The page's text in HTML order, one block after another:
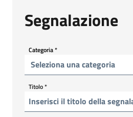
Segnalazione
Categoria*
Titolo*